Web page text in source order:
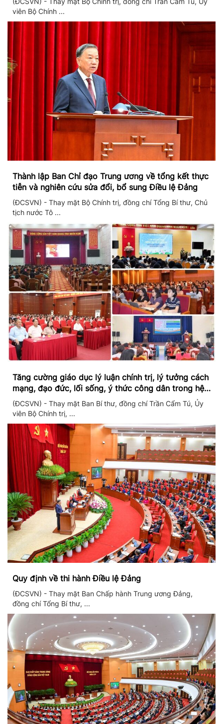
viên Bộ Chính ...
Thành lập Ban Chỉ đạo Trung ương về tổng kết thực
tiễn và nghiên cứu sửa đổi, bổ sung Điều lệ Đảng
(ĐCSVN) - Thay mặt Bộ Chính trị, đồng chí Tổng Bí thư, Chủ
tịch nước Tô ...
Tăng cường giáo dục lý luận chính trị, lý tưởng cách
mạng, đạo đức, lối sống, ý thức công dân trong hệ
thống giáo dục quốc dân
(ĐCSVN) - Thay mặt Ban Bí thư, đồng chí Trần Cẩm Tú, Ủy
viên Bộ Chính trị, ...
Quy định về thi hành Điều lệ Đảng
(ĐCSVN) - Thay mặt Ban Chấp hành Trung ương Đảng,
đồng chí Tổng Bí thư, ...